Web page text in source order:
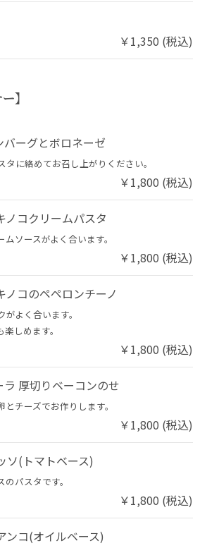
￥1,350 (税込)
】
ーグとボロネーゼ
に絡めてお召し上がりください。
￥1,800 (税込)
ノコクリームパスタ
ソースがよく合います。
￥1,800 (税込)
ノコのペペロンチーノ
よく合います。
しめます。
￥1,800 (税込)
厚切りベーコンのせ
チーズでお作りします。
￥1,800 (税込)
ソ(トマトベース)
パスタです。
￥1,800 (税込)
ンコ(オイルベース)